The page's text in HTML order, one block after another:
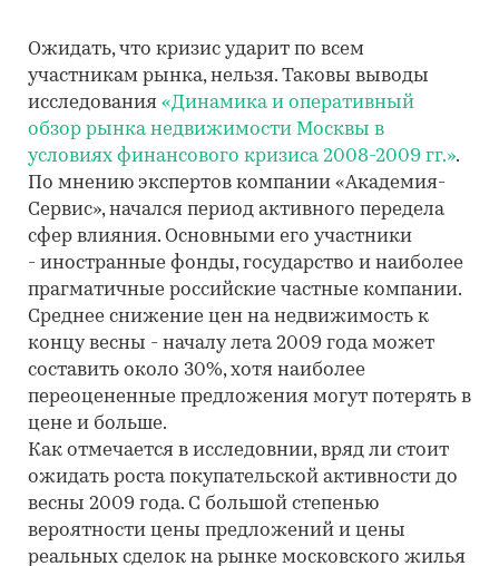
Ожидать, что кризис ударит по всем
участникам рынка, нельзя. Таковы выводы
исследования «Динамика и оперативный
обзор рынка недвижимости Москвы в
условиях финансового кризиса 2008-2009 гг.».
По мнению экспертов компании «Академия-
Сервис», начался период активного передела
сфер влияния. Основными его участники
- иностранные фонды, государство и наиболее
прагматичные российские частные компании.
Среднее снижение цен на недвижимость к
концу весны - началу лета 2009 года может
составить около 30%, хотя наиболее
переоцененные предложения могут потерять в
цене и больше.
Как отмечается в исследовнии, вряд ли стоит
ожидать роста покупательской активности до
весны 2009 года. С большой степенью
вероятности цены предложений и цены
реальных сделок на рынке московского жилья